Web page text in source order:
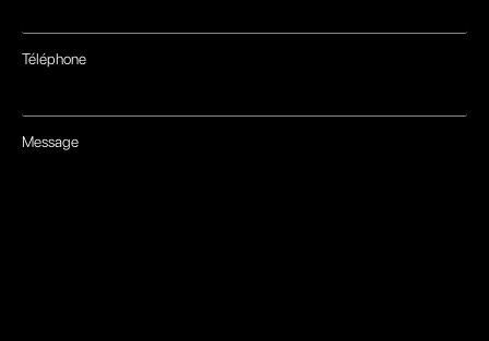
Téléphone
Message